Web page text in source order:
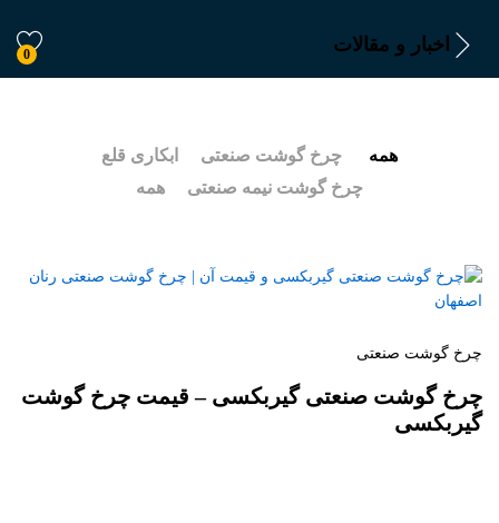
اخبار و مقالات 0
همه چرخ گوشت صنعتی
ابکاری قلع
چرخ گوشت نیمه صنعتی
همه
چرخ گوشت صنعتی
چرخ گوشت صنعتی گیربکسی – قیمت چرخ گوشت
گیربکسی